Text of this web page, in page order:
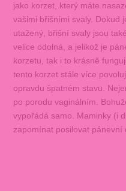
jako korzet, který máte
vašimi břišními svaly. Dokud
utažený, břišní svaly jsou
velice odolná, a jelikož je
korzetu, tak i to krásně
tento korzet stále více
opravdu špatném stavu.
po porodu vaginálním.
vypořádá samo. Maminky (i
zapomínat posilovat pánevní